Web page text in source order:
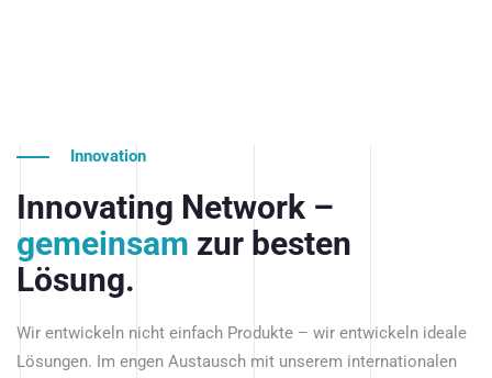
Innovation
Innovating Network –
gemeinsam zur besten
Lösung.
Wir entwickeln nicht einfach Produkte – wir entwickeln ideale
Lösungen. Im engen Austausch mit unserem internationalen